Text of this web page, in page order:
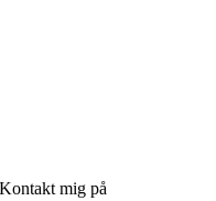
Kontakt mig på